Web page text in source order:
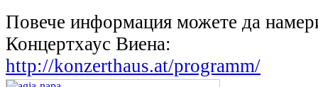
Повече информация можете да
Концертхаус Виена:
http://konzerthaus.at/programm/